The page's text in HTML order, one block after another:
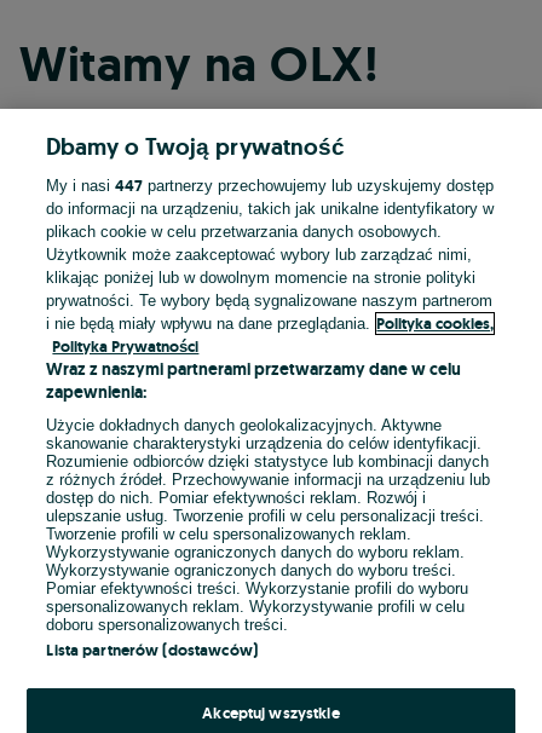
Witamy na OLX!
Kontynuuj przez Facebooka
Kontynuuj przez konto Apple
Kontynuuj przez konto Google
LUB
E-mail
Hasło
Dbamy o Twoją prywatność
My i nasi447 partnerzy przechowujemy lub uzyskujemy dostęp
do informacji na urządzeniu, takich jak unikalne identyfikatory w
plikach cookie w celu przetwarzania danych osobowych.
Użytkownik może zaakceptować wybory lub zarządzać nimi,
klikając poniżej lub w dowolnym momencie na stronie polityki
prywatności. Te wybory będą sygnalizowane naszym partnerom
i nie będą miały wpływu na dane przeglądania.
Polityka cookies,
Polityka Prywatności
Wraz z naszymi partnerami przetwarzamy dane w celu
zapewnienia:
Użycie dokładnych danych geolokalizacyjnych. Aktywne
skanowanie charakterystyki urządzenia do celów identyfikacji.
Rozumienie odbiorców dzięki statystyce lub kombinacji danych
z różnych źródeł. Przechowywanie informacji na urządzeniu lub
dostęp do nich. Pomiar efektywności reklam. Rozwój i
ulepszanie usług. Tworzenie profili w celu personalizacji treści.
Tworzenie profili w celu spersonalizowanych reklam.
Wykorzystywanie ograniczonych danych do wyboru reklam.
Wykorzystywanie ograniczonych danych do wyboru treści.
Pomiar efektywności treści. Wykorzystanie profili do wyboru
spersonalizowanych reklam. Wykorzystywanie profili w celu
doboru spersonalizowanych treści.
Lista partnerów (dostawców)
Akceptuj wszystkie